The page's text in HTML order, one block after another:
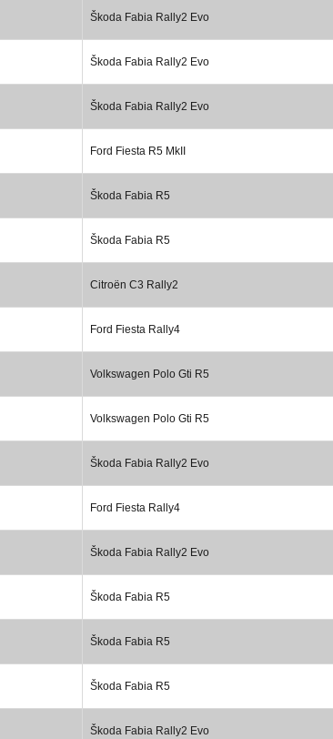
Škoda Fabia Rally2 Evo
Škoda Fabia Rally2 Evo
Škoda Fabia Rally2 Evo
Ford Fiesta R5 MkII
Škoda Fabia R5
Škoda Fabia R5
Citroën C3 Rally2
Ford Fiesta Rally4
Volkswagen Polo Gti R5
Volkswagen Polo Gti R5
Škoda Fabia Rally2 Evo
Ford Fiesta Rally4
Škoda Fabia Rally2 Evo
Škoda Fabia R5
Škoda Fabia R5
Škoda Fabia R5
Škoda Fabia Rally2 Evo